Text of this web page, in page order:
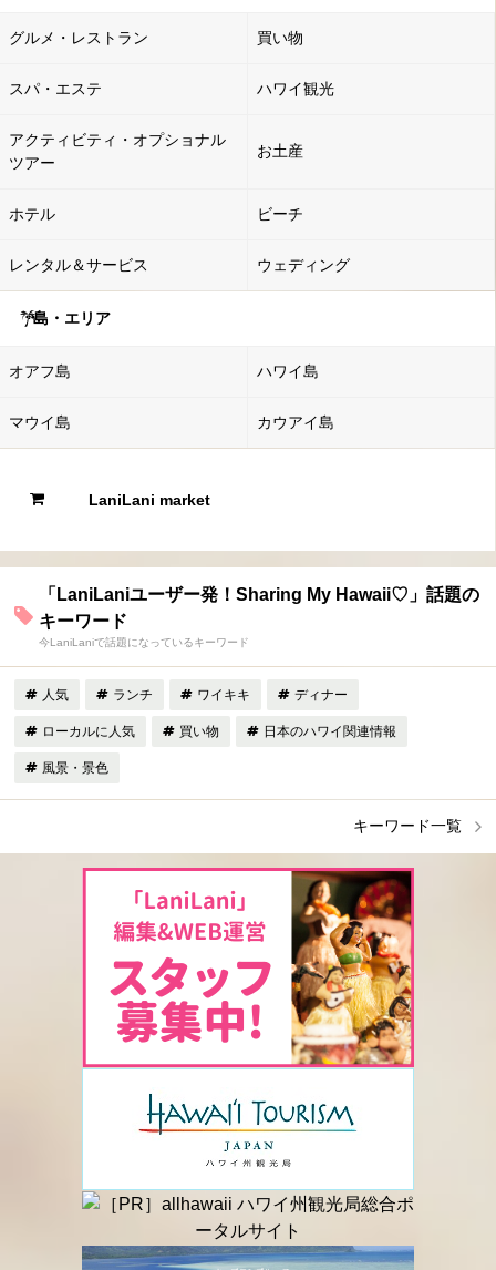
グルメ・レストラン 買い物
スパ・エステ ハワイ観光
アクティビティ・オプショナル
ツアー
お土産
ホテル ビーチ
レンタル＆サービス ウェディング
島・エリア
オアフ島 ハワイ島
マウイ島 カウアイ島
LaniLani market
「LaniLaniユーザー発！Sharing My Hawaii♡」話題の
キーワード
今LaniLaniで話題になっているキーワード
人気 ランチ ワイキキ ディナー
ローカルに人気 買い物 日本のハワイ関連情報
風景・景色
キーワード一覧